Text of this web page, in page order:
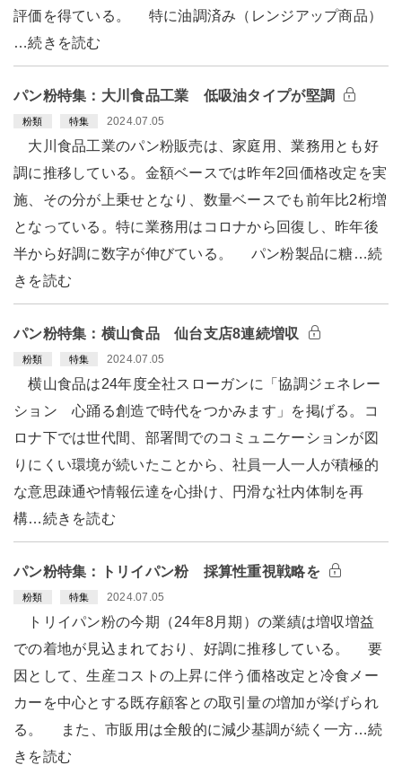
評価を得ている。 特に油調済み（レンジアップ商品）
…続きを読む
パン粉特集：大川食品工業 低吸油タイプが堅調
粉類 特集 2024.07.05
大川食品工業のパン粉販売は、家庭用、業務用とも好
調に推移している。金額ベースでは昨年2回価格改定を実
施、その分が上乗せとなり、数量ベースでも前年比2桁増
となっている。特に業務用はコロナから回復し、昨年後
半から好調に数字が伸びている。 パン粉製品に糖…続
きを読む
パン粉特集：横山食品 仙台支店8連続増収
粉類 特集 2024.07.05
横山食品は24年度全社スローガンに「協調ジェネレー
ション 心踊る創造で時代をつかみます」を掲げる。コ
ロナ下では世代間、部署間でのコミュニケーションが図
りにくい環境が続いたことから、社員一人一人が積極的
な意思疎通や情報伝達を心掛け、円滑な社内体制を再
構…続きを読む
パン粉特集：トリイパン粉 採算性重視戦略を
粉類 特集 2024.07.05
トリイパン粉の今期（24年8月期）の業績は増収増益
での着地が見込まれており、好調に推移している。 要
因として、生産コストの上昇に伴う価格改定と冷食メー
カーを中心とする既存顧客との取引量の増加が挙げられ
る。 また、市販用は全般的に減少基調が続く一方…続
きを読む